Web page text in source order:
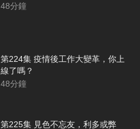
48分鐘
第224集 疫情後工作大變革，你上
線了嗎？
48分鐘
第225集 見色不忘友，利多或弊